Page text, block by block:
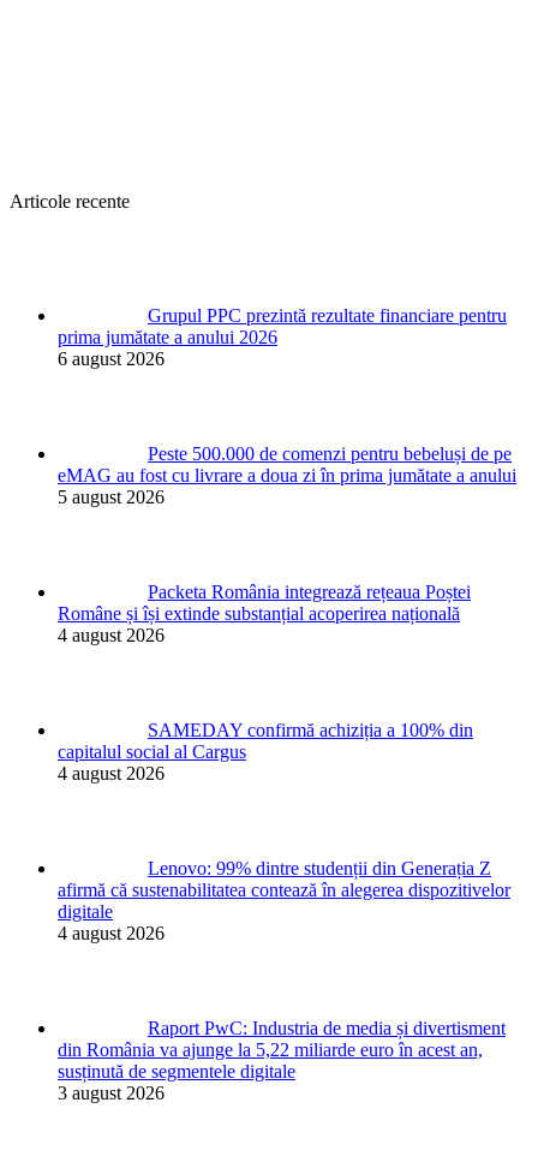
Articole recente
Grupul PPC prezintă rezultate financiare pentru
prima jumătate a anului 2026
6 august 2026
Peste 500.000 de comenzi pentru bebeluși de pe
eMAG au fost cu livrare a doua zi în prima jumătate a anului
5 august 2026
Packeta România integrează rețeaua Poștei
Române și își extinde substanțial acoperirea națională
4 august 2026
SAMEDAY confirmă achiziția a 100% din
capitalul social al Cargus
4 august 2026
Lenovo: 99% dintre studenții din Generația Z
afirmă că sustenabilitatea contează în alegerea dispozitivelor
digitale
4 august 2026
Raport PwC: Industria de media și divertisment
din România va ajunge la 5,22 miliarde euro în acest an,
susținută de segmentele digitale
3 august 2026